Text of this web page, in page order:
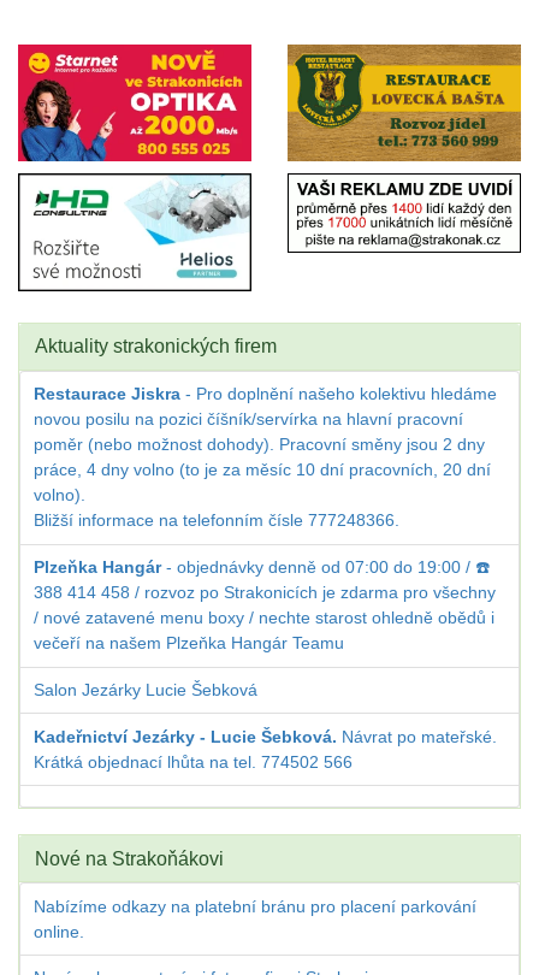
Aktuality strakonických firem
Restaurace Jiskra - Pro doplnění našeho kolektivu hledáme
novou posilu na pozici číšník/servírka na hlavní pracovní
poměr (nebo možnost dohody). Pracovní směny jsou 2 dny
práce, 4 dny volno (to je za měsíc 10 dní pracovních, 20 dní
volno).
Bližší informace na telefonním čísle 777248366.
Plzeňka Hangár- objednávky denně od 07:00 do 19:00 / ☎️
388 414 458 / rozvoz po Strakonicích je zdarma pro všechny
/ nové zatavené menu boxy / nechte starost ohledně obědů i
večeří na našem Plzeňka Hangár Teamu
Salon Jezárky Lucie Šebková
Kadeřnictví Jezárky - Lucie Šebková. Návrat po mateřské.
Krátká objednací lhůta na tel. 774502 566
Nové na Strakoňákovi
Nabízíme odkazy na platební bránu pro placení parkování
online.